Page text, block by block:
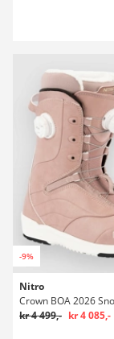
-9%
Nitro
kr 4 499,- kr 4 085,-